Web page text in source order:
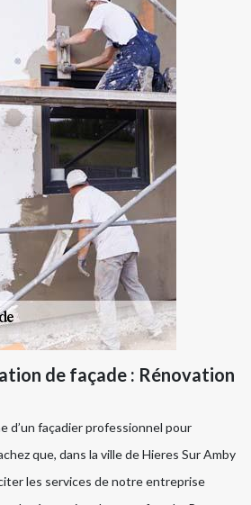
de façade : Rénovation
d’un façadier professionnel pour
que, dans la ville de Hieres Sur Amby
les services de notre entreprise